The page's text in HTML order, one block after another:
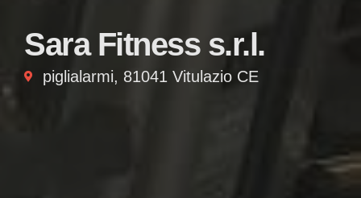
Sara Fitness s.r.l.
piglialarmi, 81041 Vitulazio CE